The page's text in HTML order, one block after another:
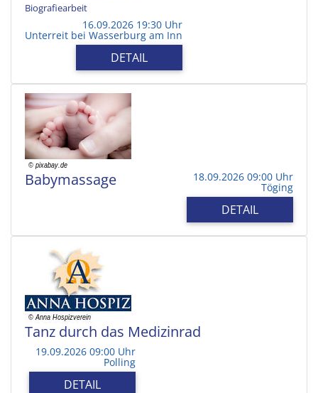
Biografiearbeit
16.09.2026 19:30 Uhr
Unterreit bei Wasserburg am Inn
DETAIL
Babymassage 18.09.2026 09:00 Uhr
Töging
DETAIL
Tanz durch das Medizinrad
19.09.2026 09:00 Uhr
Polling
DETAIL